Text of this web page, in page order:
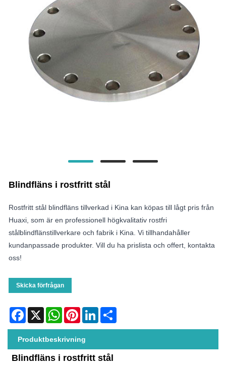
Blindfläns i rostfritt stål
Rostfritt stål blindfläns tillverkad i Kina kan köpas till lågt pris från
Huaxi, som är en professionell högkvalitativ rostfri
stålblindflänstillverkare och fabrik i Kina. Vi tillhandahåller
kundanpassade produkter. Vill du ha prislista och offert, kontakta
oss!
Skicka förfrågan
Facebook
X WhatsAppPinterestLinkedIn
Produktbeskrivning
Blindfläns i rostfritt stål